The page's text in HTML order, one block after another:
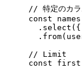
// 特定のカラ
const names
. select ({
. from
// Limit
const first